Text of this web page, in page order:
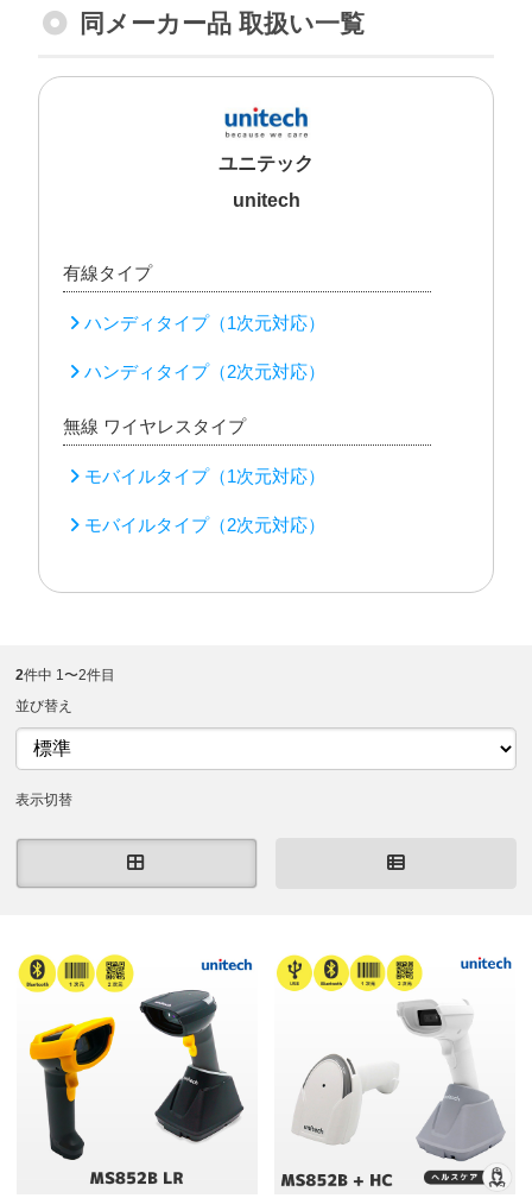
同メーカー品 取扱い一覧
ユニテック
unitech
有線タイプ
ハンディタイプ（1次元対応）
ハンディタイプ（2次元対応）
無線 ワイヤレスタイプ
モバイルタイプ（1次元対応）
モバイルタイプ（2次元対応）
2件中 1〜2件目
並び替え
表示切替